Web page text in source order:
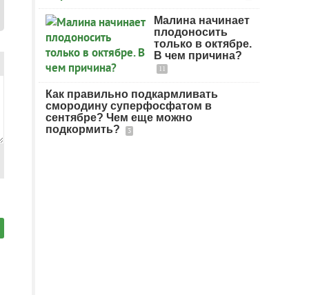
Малина начинает
плодоносить
только в октябре.
В чем причина?
11
Как правильно подкармливать
смородину суперфосфатом в
сентябре? Чем еще можно
подкормить?
3